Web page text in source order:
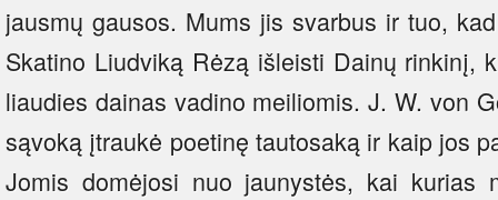
jausmų gausos. Mums jis svarbus ir tuo,
Skatino Liudviką Rėzą išleisti Dainų rinkinį,
liaudies dainas vadino meiliomis. J. W. von
sąvoką įtraukė poetinę tautosaką ir kaip jos
Jomis domėjosi nuo jaunystės, kai kurias